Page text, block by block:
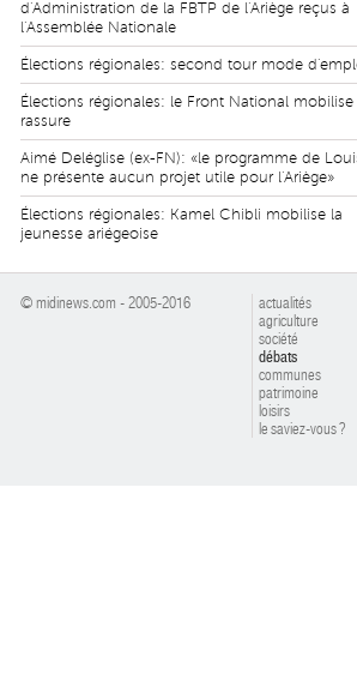
d'Administration de la FBTP de l'Ariège reçus à
l'Assemblée Nationale
Élections régionales: second tour mode
Élections régionales: le Front National mobilise
rassure
Aimé Deléglise (ex-FN): «le programme de
ne présente aucun projet utile pour l'Ariège»
Élections régionales: Kamel Chibli mobilise la
jeunesse ariégeoise
© midinews.com - 2005-2016
actualités
agriculture
société
débats
communes
patrimoine
loisirs
le saviez-vous ?